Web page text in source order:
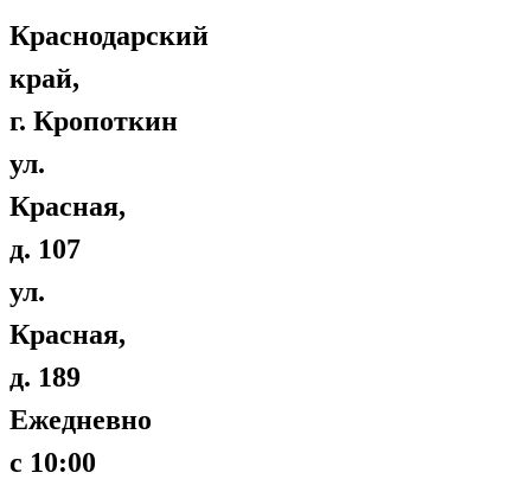
Краснодарский
край,
г. Кропоткин
ул.
Красная,
д. 107
ул.
Красная,
д. 189
Ежедневно
с 10:00